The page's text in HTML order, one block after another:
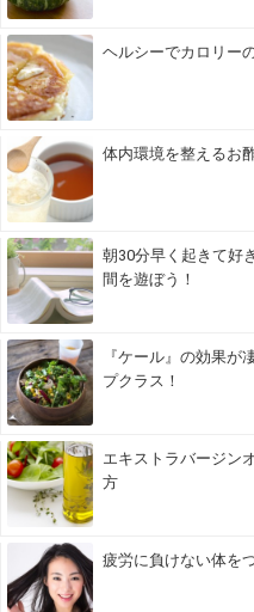
ヘルシーでカロリー
体内環境を整えるお
朝30分早く起きて好
間を遊ぼう！
『ケール』の効果が
プクラス！
エキストラバージン
方
疲労に負けない体を